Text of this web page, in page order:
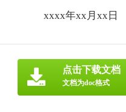
xxxx年xx月xx日
点击下载文档
文档为doc格式